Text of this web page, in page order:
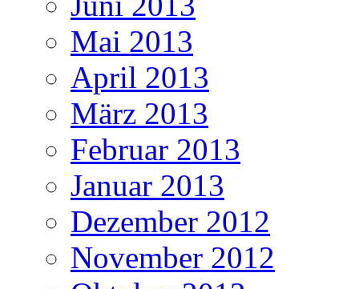
Mai 2013
April 2013
März 2013
Februar 2013
Januar 2013
Dezember 2012
November 2012